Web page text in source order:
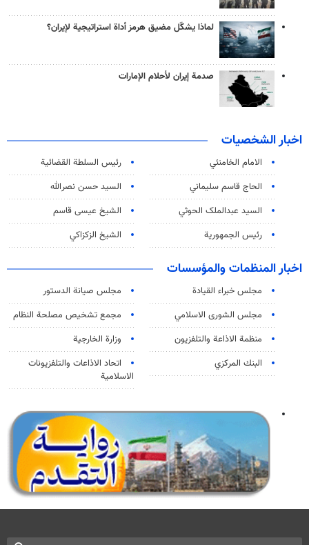
لماذا يشكّل مضيق هرمز أداة استراتيجية لإيران؟
صدمة إيران لأحلام الإمارات
اخبار الشخصيات
الامام الخامنئي
رئیس السلطة القضائیة
الحاج قاسم سليماني
السيد حسن نصرالله
السید عبدالملک الحوثي
الشيخ عيسى قاسم
رئيس الجمهورية
الشيخ الزكزاكي
اخبار المنظمات والمؤسسات
مجلس خبراء القيادة
مجلس صيانة الدستور
مجلس الشورى الاسلامي
مجمع تشخيص مصلحة النظام
منظمة الاذاعة والتلفزیون
وزارة الخارجية
البنك المركزي
اتحاد الاذاعات والتلفزيونات
الاسلامية